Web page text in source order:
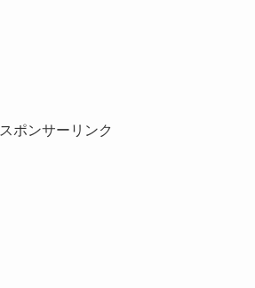
スポンサーリンク